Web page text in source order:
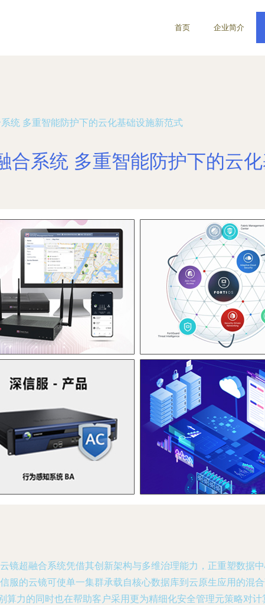
首页 企业简介
统 多重智能防护下的云化基础设施新范式
合系统 多重智能防护下的云
镜超融合系统凭借其创新架构与多维治理能力，正重塑数据
服的云镜可使单一集群承载自核心数据库到云原生应用的混
算力的同时也在帮助客户采用更为精细化安全管理元策略对